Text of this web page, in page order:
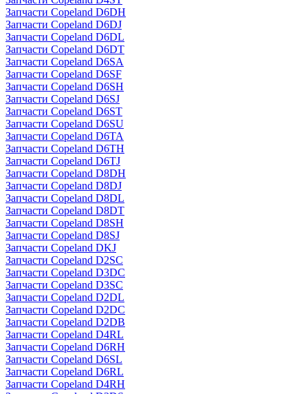
Запчасти Copeland D6DH
Запчасти Copeland D6DJ
Запчасти Copeland D6DL
Запчасти Copeland D6DT
Запчасти Copeland D6SA
Запчасти Copeland D6SF
Запчасти Copeland D6SH
Запчасти Copeland D6SJ
Запчасти Copeland D6ST
Запчасти Copeland D6SU
Запчасти Copeland D6TA
Запчасти Copeland D6TH
Запчасти Copeland D6TJ
Запчасти Copeland D8DH
Запчасти Copeland D8DJ
Запчасти Copeland D8DL
Запчасти Copeland D8DT
Запчасти Copeland D8SH
Запчасти Copeland D8SJ
Запчасти Copeland DKJ
Запчасти Copeland D2SC
Запчасти Copeland D3DC
Запчасти Copeland D3SC
Запчасти Copeland D2DL
Запчасти Copeland D2DC
Запчасти Copeland D2DB
Запчасти Copeland D4RL
Запчасти Copeland D6RH
Запчасти Copeland D6SL
Запчасти Copeland D6RL
Запчасти Copeland D4RH